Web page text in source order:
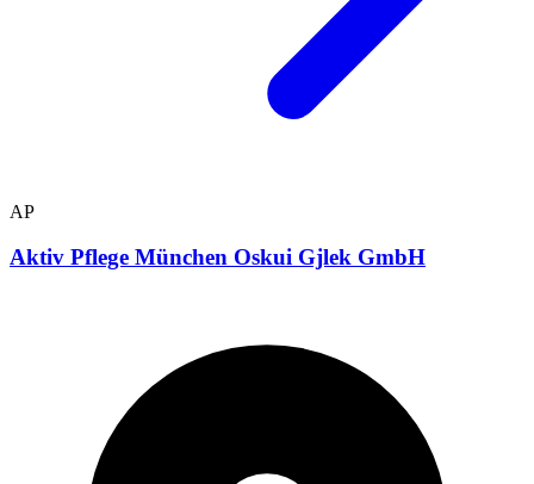
AP
Aktiv Pflege München Oskui Gjlek GmbH